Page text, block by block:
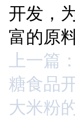
开发，
富的原
上一篇
糖食品
大米粉